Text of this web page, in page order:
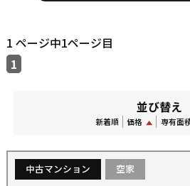
1 ページ中1ページ目
1
並び替え
新着順 価格 専有面
中古マンション 空家